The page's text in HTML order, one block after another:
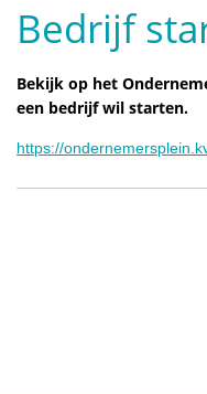
Bedrijf
Bekijk op het
een bedrijf wil starten.
https://